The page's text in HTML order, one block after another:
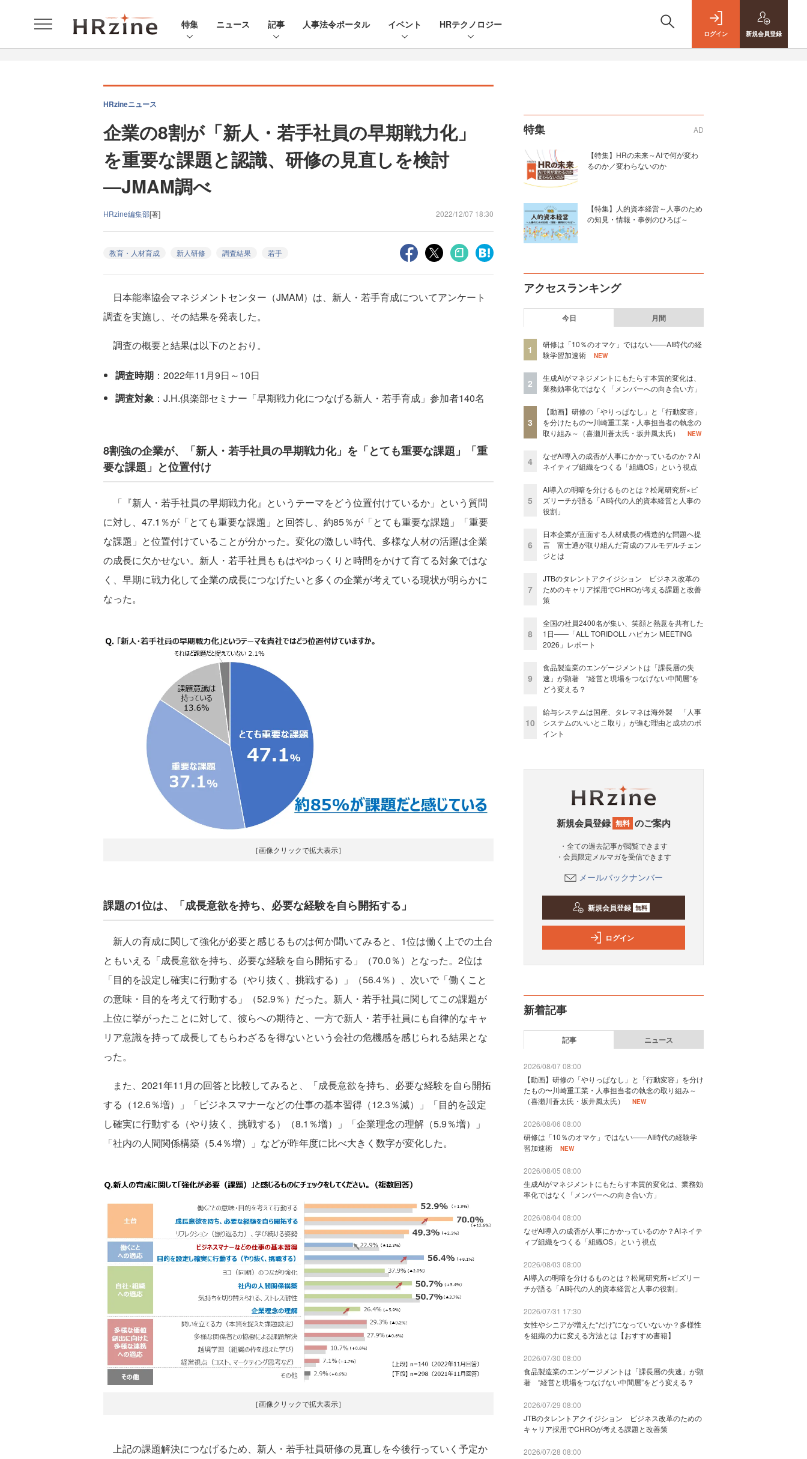
特集 ニュース 記事 人事法令ポータル イベント HRテクノロジー
ログイン 新規会員登録
HRzineニュース
企業の8割が「新人・若手社員の早期戦力化」
を重要な課題と認識、研修の見直しを検討
―JMAM調べ
HRzine編集部[著] 2022/12/07 18:30
教育・人材育成 新人研修 調査結果 若手
日本能率協会マネジメントセンター（JMAM）は、新人・若手育成についてアンケート
調査を実施し、その結果を発表した。
調査の概要と結果は以下のとおり。
調査時期 ：2022年11月9日～10日
調査対象 ：J.H.倶楽部セミナー「早期戦力化につなげる新人・若手育成」参加者140名
8割強の企業が、「新人・若手社員の早期戦力化」を「とても重要な課題」「重
要な課題」と位置付け
「『新人・若手社員の早期戦力化』というテーマをどう位置付けているか」という質問
に対し、47.1％が「とても重要な課題」と回答し、約85％が「とても重要な課題」「重要
な課題」と位置付けていることが分かった。変化の激しい時代、多様な人材の活躍は企業
の成長に欠かせない。新人・若手社員ももはやゆっくりと時間をかけて育てる対象ではな
く、早期に戦力化して企業の成長につなげたいと多くの企業が考えている現状が明らかに
なった。
［画像クリックで拡大表示］
課題の1位は、「成長意欲を持ち、必要な経験を自ら開拓する」
新人の育成に関して強化が必要と感じるものは何か聞いてみると、1位は働く上での土台
ともいえる「成長意欲を持ち、必要な経験を自ら開拓する」（70.0％）となった。2位は
「目的を設定し確実に行動する（やり抜く、挑戦する）」（56.4％）、次いで「働くこと
の意味・目的を考えて行動する」（52.9％）だった。新人・若手社員に関してこの課題が
上位に挙がったことに対して、彼らへの期待と、一方で新人・若手社員にも自律的なキャ
リア意識を持って成長してもらわざるを得ないという会社の危機感を感じられる結果とな
った。
また、2021年11月の回答と比較してみると、「成長意欲を持ち、必要な経験を自ら開拓
する（12.6％増）」「ビジネスマナーなどの仕事の基本習得（12.3％減）」「目的を設定
し確実に行動する（やり抜く、挑戦する）（8.1％増）」「企業理念の理解（5.9％増）」
「社内の人間関係構築（5.4％増）」などが昨年度に比べ大きく数字が変化した。
［画像クリックで拡大表示］
上記の課題解決につなげるため、新人・若手社員研修の見直しを今後行っていく予定か
特集 AD
【特集】HRの未来～AIで何が変わ
るのか／変わらないのか
【特集】人的資本経営～人事のため
の知見・情報・事例のひろば～
アクセスランキング
今日 月間
1
研修は「10％のオマケ」ではない——AI時代の経
験学習加速術
NEW
2
生成AIがマネジメントにもたらす本質的変化は、
業務効率化ではなく「メンバーへの向き合い方」
3
【動画】研修の「やりっぱなし」と「行動変容」
を分けたもの〜川崎重工業・人事担当者の執念の
取り組み～（喜瀬川蒼太氏・坂井風太氏）
NEW
4
なぜAI導入の成否が人事にかかっているのか？AI
ネイティブ組織をつくる「組織OS」という視点
5
AI導入の明暗を分けるものとは？松尾研究所×ビ
ズリーチが語る「AI時代の人的資本経営と人事の
役割」
6
日本企業が直面する人材成長の構造的な問題へ提
言 富士通が取り組んだ育成のフルモデルチェン
ジとは
7
JTBのタレントアクイジション ビジネス改革の
ためのキャリア採用でCHROが考える課題と改善
策
8
全国の社員2400名が集い、笑顔と熱意を共有した
1日――「ALL TORIDOLL ハピカン MEETING
2026」レポート
9
食品製造業のエンゲージメントは「課長層の失
速」が顕著 “経営と現場をつなげない中間層”を
どう変える？
10
給与システムは国産、タレマネは海外製 「人事
システムのいいとこ取り」が進む理由と成功のポ
イント
新規会員登録 無料 のご案内
・全ての過去記事が閲覧できます
・会員限定メルマガを受信できます
メールバックナンバー
新規会員登録 無料
ログイン
新着記事
記事 ニュース
2026/08/07 08:00
【動画】研修の「やりっぱなし」と「行動変容」を分け
たもの〜川崎重工業・人事担当者の執念の取り組み～
（喜瀬川蒼太氏・坂井風太氏）
NEW
2026/08/06 08:00
研修は「10％のオマケ」ではない——AI時代の経験学
習加速術
NEW
2026/08/05 08:00
生成AIがマネジメントにもたらす本質的変化は、業務効
率化ではなく「メンバーへの向き合い方」
2026/08/04 08:00
なぜAI導入の成否が人事にかかっているのか？AIネイテ
ィブ組織をつくる「組織OS」という視点
2026/08/03 08:00
AI導入の明暗を分けるものとは？松尾研究所×ビズリー
チが語る「AI時代の人的資本経営と人事の役割」
2026/07/31 17:30
女性やシニアが増えた“だけ”になっていないか？多様性
を組織の力に変える方法とは【おすすめ書籍】
2026/07/30 08:00
食品製造業のエンゲージメントは「課長層の失速」が顕
著 “経営と現場をつなげない中間層”をどう変える？
2026/07/29 08:00
JTBのタレントアクイジション ビジネス改革のための
キャリア採用でCHROが考える課題と改善策
2026/07/28 08:00